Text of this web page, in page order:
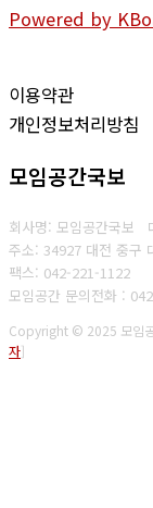
Powered by
이용약관
개인정보처리방침
모임공간국보
회사명: 모임공간국보
주소: 34927 대전 중구
팩스: 042-221-1122
모임공간 문의전화 :
Copyright © 2025 모임
자]